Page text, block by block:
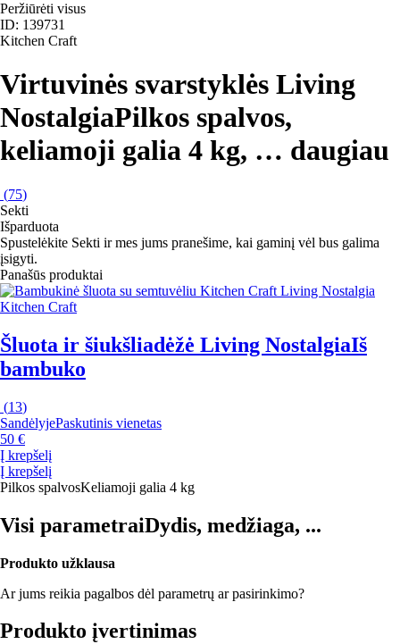
Peržiūrėti visus
ID: 139731
Kitchen Craft
Virtuvinės svarstyklės Living
NostalgiaPilkos spalvos,
keliamoji galia 4 kg, … daugiau
(75)
Sekti
Išparduota
Spustelėkite Sekti ir mes jums pranešime, kai gaminį vėl bus galima
įsigyti.
Panašūs produktai
Kitchen Craft
Šluota ir šiukšliadėžė Living NostalgiaIš
bambuko
(13)
SandėlyjePaskutinis vienetas
50 €
Į krepšelį
Į krepšelį
Pilkos spalvosKeliamoji galia 4 kg
Visi parametraiDydis, medžiaga, ...
Produkto užklausa
Ar jums reikia pagalbos dėl parametrų ar pasirinkimo?
Produkto įvertinimas